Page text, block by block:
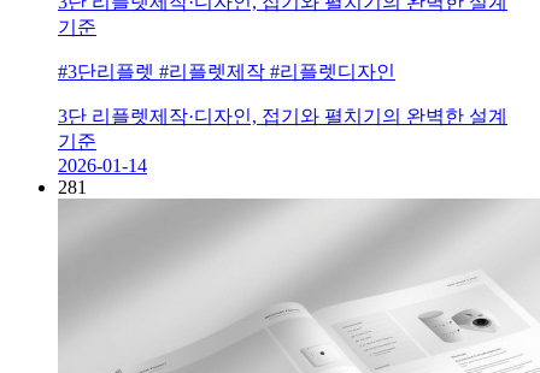
기준
#3단리플렛 #리플렛제작 #리플렛디자인
3단 리플렛제작·디자인, 접기와 펼치기의 완벽한 설계
기준
2026-01-14
281